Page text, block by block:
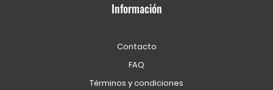
Información
Contacto
FAQ
Términos y condiciones